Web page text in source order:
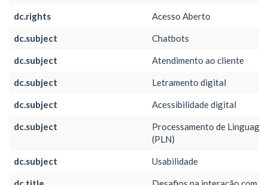
dc.rights Acesso Aberto
dc.subject Chatbots
dc.subject Atendimento ao cliente
dc.subject Letramento digital
dc.subject Acessibilidade digital
dc.subject
Processamento de
(PLN)
dc.subject Usabilidade